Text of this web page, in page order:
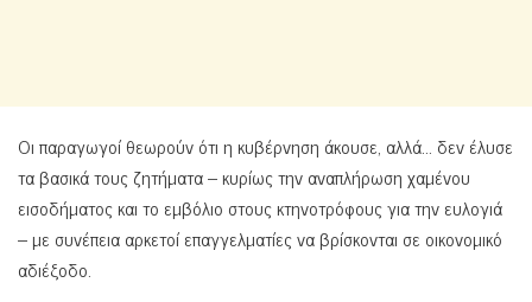
Οι παραγωγοί θεωρούν ότι η κυβέρνηση άκουσε, αλλά… δεν έλυσε
τα βασικά τους ζητήματα – κυρίως την αναπλήρωση χαμένου
εισοδήματος και το εμβόλιο στους κτηνοτρόφους για την ευλογιά
– με συνέπεια αρκετοί επαγγελματίες να βρίσκονται σε οικονομικό
αδιέξοδο.